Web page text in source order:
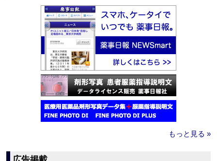
もっと見る »